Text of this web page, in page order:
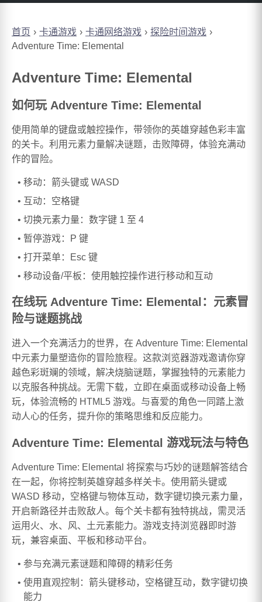
首页 卡通游戏 卡通网络游戏
探险时间游戏
Adventure Time: Elemental
Adventure Time: Elemental
如何玩 Adventure Time: Elemental
使用简单的键盘或触控操作，带领你的英雄穿越色彩丰富
的关卡。利用元素力量解决谜题，击败障碍，体验充满动
作的冒险。
移动：箭头键或 WASD
互动：空格键
切换元素力量：数字键 1 至 4
暂停游戏：P 键
打开菜单：Esc 键
移动设备/平板：使用触控操作进行移动和互动
在线玩 Adventure Time: Elemental：元素冒
险与谜题挑战
进入一个充满活力的世界，在 Adventure Time: Elemental
中元素力量塑造你的冒险旅程。这款浏览器游戏邀请你穿
越色彩斑斓的领域，解决烧脑谜题，掌握独特的元素能力
以克服各种挑战。无需下载，立即在桌面或移动设备上畅
玩，体验流畅的 HTML5 游戏。与喜爱的角色一同踏上激
动人心的任务，提升你的策略思维和反应能力。
Adventure Time: Elemental 游戏玩法与特色
Adventure Time: Elemental 将探索与巧妙的谜题解答结合
在一起，你将控制英雄穿越多样关卡。使用箭头键或
WASD 移动，空格键与物体互动，数字键切换元素力量，
开启新路径并击败敌人。每个关卡都有独特挑战，需灵活
运用火、水、风、土元素能力。游戏支持浏览器即时游
玩，兼容桌面、平板和移动平台。
参与充满元素谜题和障碍的精彩任务
使用直观控制：箭头键移动，空格键互动，数字键切换
能力